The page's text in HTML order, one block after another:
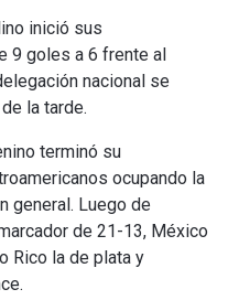
inició sus
9 goles a 6 frente al
nacional se
la tarde.
terminó su
ocupando la
general. Luego de
de 21-13, México
Rico la de plata y